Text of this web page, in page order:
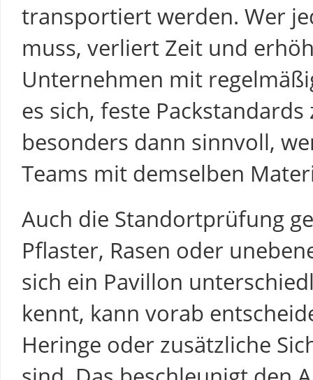
transportiert werden. Wer
muss, verliert Zeit und
Unternehmen mit
es sich, feste
besonders dann sinnvoll,
Teams mit demselben
Auch die Standortprüfung
Pflaster, Rasen oder
sich ein Pavillon
kennt, kann vorab
Heringe oder zusätzliche